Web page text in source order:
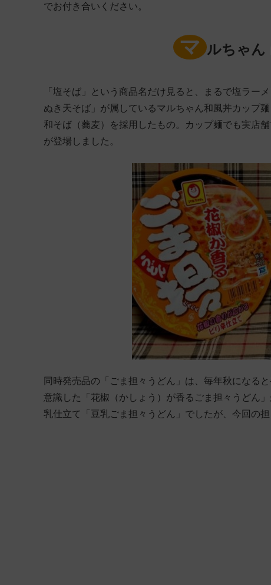
でお付き合いください。
マ ルちゃん
「塩そば」という商品名だけ見ると、まるで塩ラー
ぬき天そば」が属しているマルちゃん和風丼カップ
和そば（蕎麦）を採用したもの。カップ麺でも実店
が登場しました。
同時発売品の「ごま担々うどん」は、毎年秋になる
意識した「花椒（かしょう）が香るごま担々うどん
乳仕立て「豆乳ごま担々うどん」でしたが、今回の